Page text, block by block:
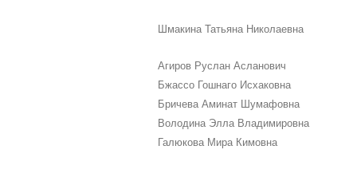
Шмакина Татьяна Николаевна
Агиров Руслан Асланович
Бжассо Гошнаго Исхаковна
Бричева Аминат Шумафовна
Володина Элла Владимировна
Галюкова Мира Кимовна